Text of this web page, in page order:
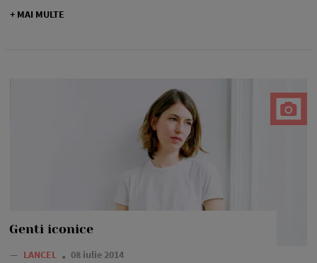
+ MAI MULTE
Genti iconice
— LANCEL 08 iulie 2014